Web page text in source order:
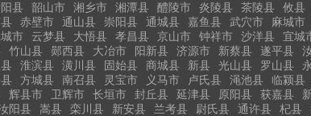
县 韶山市 湘乡市 湘潭县 醴陵市 炎陵县 茶陵县 攸县
赤壁市 通山县 崇阳县 通城县 嘉鱼县 武穴市 麻城市
市 云梦县 大悟县 孝昌县 京山市 钟祥市 沙洋县 宜城
竹山县 郧西县 大冶市 阳新县 济源市 新蔡县 遂平县
淮滨县 潢川县 固始县 商城县 新县 光山县 罗山县
方城县 南召县 灵宝市 义马市 卢氏县 渑池县 临颍县
辉县市 卫辉市 长垣市 封丘县 延津县 原阳县 获嘉县
阳县 嵩县 栾川县 新安县 兰考县 尉氏县 通许县 杞县